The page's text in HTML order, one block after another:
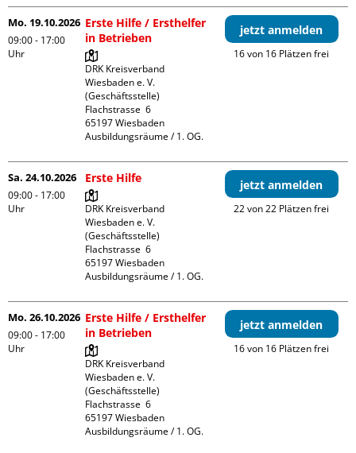
Mo. 19.10.2026
09:00 - 17:00
Uhr
Erste Hilfe / Ersthelfer
in Betrieben
DRK Kreisverband
Wiesbaden e. V.
(Geschäftsstelle)
Flachstrasse  6
65197 Wiesbaden
Ausbildungsräume / 1. OG.
jetzt anmelden
16 von 16 Plätzen frei
Sa. 24.10.2026
09:00 - 17:00
Uhr
Erste Hilfe
DRK Kreisverband
Wiesbaden e. V.
(Geschäftsstelle)
Flachstrasse  6
65197 Wiesbaden
Ausbildungsräume / 1. OG.
jetzt anmelden
22 von 22 Plätzen frei
Mo. 26.10.2026
09:00 - 17:00
Uhr
Erste Hilfe / Ersthelfer
in Betrieben
DRK Kreisverband
Wiesbaden e. V.
(Geschäftsstelle)
Flachstrasse  6
65197 Wiesbaden
Ausbildungsräume / 1. OG.
jetzt anmelden
16 von 16 Plätzen frei